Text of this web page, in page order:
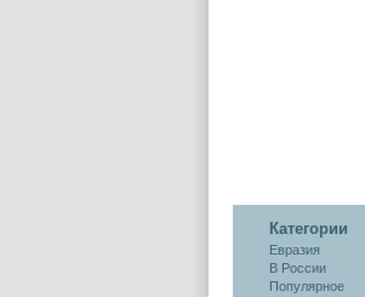
Категории
Евразия
В России
Популярное